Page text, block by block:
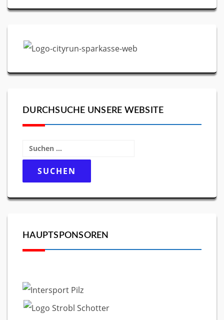
DURCHSUCHE UNSERE WEBSITE
Suchen
nach:
HAUPTSPONSOREN